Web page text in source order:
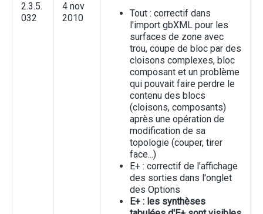
2.3.5.
032
4 nov
2010
Tout : correctif dans
l'import gbXML pour les
surfaces de zone avec
trou, coupe de bloc par des
cloisons complexes, bloc
composant et un problème
qui pouvait faire perdre le
contenu des blocs
(cloisons, composants)
après une opération de
modification de sa
topologie (couper, tirer
face...)
E+ : correctif de l'affichage
des sorties dans l'onglet
des Options
E+ : les synthèses